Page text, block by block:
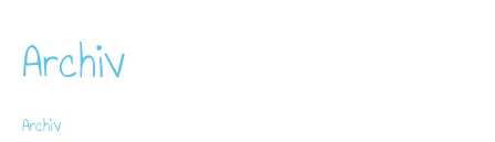
Archiv
Archiv